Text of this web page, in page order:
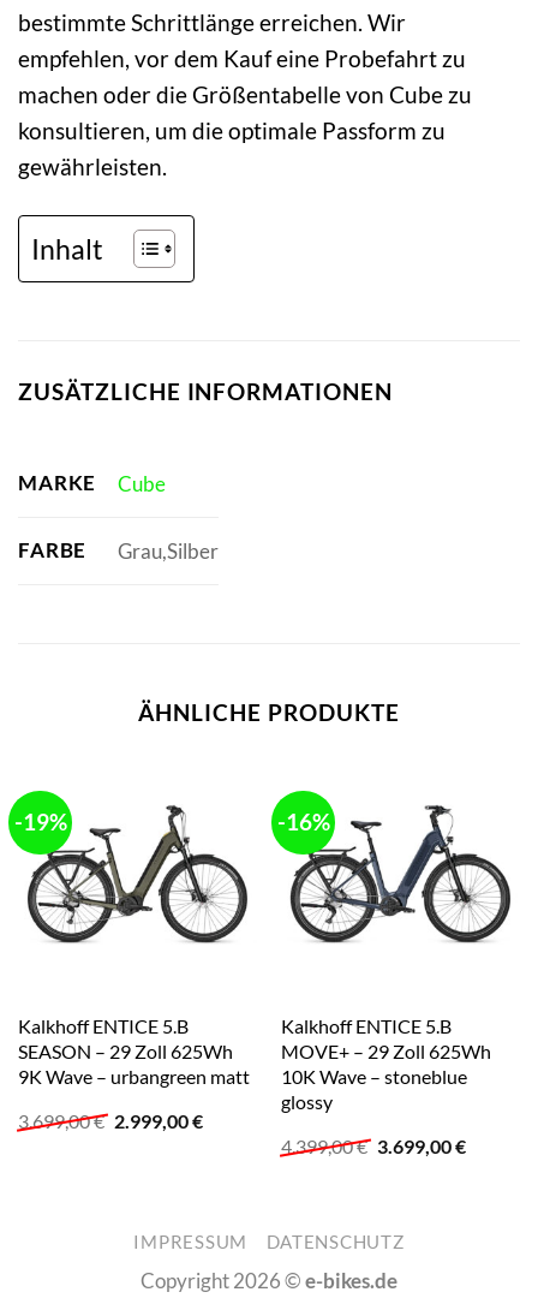
bestimmte Schrittlänge erreichen. Wir
empfehlen, vor dem Kauf eine Probefahrt zu
machen oder die Größentabelle von Cube zu
konsultieren, um die optimale Passform zu
gewährleisten.
Inhalt
ZUSÄTZLICHE INFORMATIONEN
MARKE Cube
FARBE Grau,Silber
ÄHNLICHE PRODUKTE
-19%
Kalkhoff ENTICE 5.B
SEASON – 29 Zoll 625Wh
9K Wave – urbangreen matt
3.699,00€ Ursprünglicher
2.999,00€Aktueller
-16%
Kalkhoff ENTICE 5.B
MOVE+ – 29 Zoll 625Wh
10K Wave – stoneblue
glossy
4.399,00€ Ursprünglicher
3.699,00€
IMPRESSUM DATENSCHUTZ
Copyright 2026 ©e-bikes.de